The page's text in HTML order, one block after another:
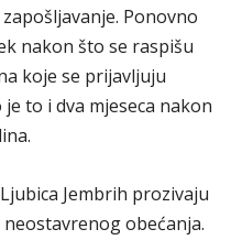
Ponovno
nakon što se raspišu
koje se prijavljuju
to i dva mjeseca nakon
Jembrih prozivaju
obećanja.